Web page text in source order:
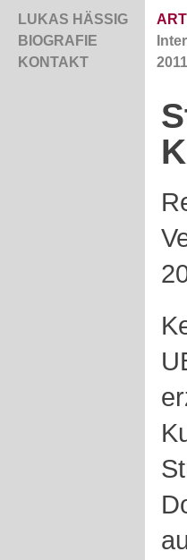
LUKAS HÄSSIG
BIOGRAFIE
KONTAKT
2011